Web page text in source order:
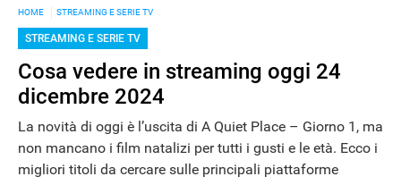
HOME STREAMING E SERIE TV
STREAMING E SERIE TV
Cosa vedere in streaming oggi 24
dicembre 2024
La novità di oggi è l’uscita di A Quiet Place – Giorno 1, ma
non mancano i film natalizi per tutti i gusti e le età. Ecco i
migliori titoli da cercare sulle principali piattaforme